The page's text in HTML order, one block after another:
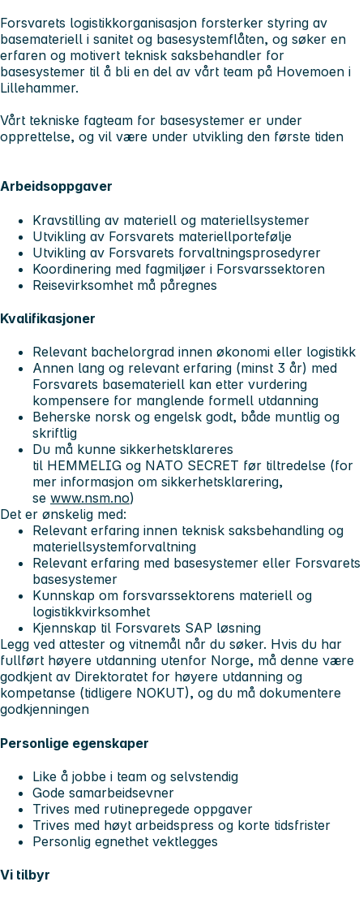
Forsvarets logistikkorganisasjon forsterker styring av
basemateriell i sanitet og basesystemflåten, og søker en
erfaren og motivert teknisk saksbehandler for
basesystemer til å bli en del av vårt team på Hovemoen i
Lillehammer.
Vårt tekniske fagteam for basesystemer er under
opprettelse, og vil være under utvikling den første tiden
Arbeidsoppgaver
Kravstilling av materiell og materiellsystemer
Utvikling av Forsvarets materiellportefølje
Utvikling av Forsvarets forvaltningsprosedyrer
Koordinering med fagmiljøer i Forsvarssektoren
Reisevirksomhet må påregnes
Kvalifikasjoner
Relevant bachelorgrad innen økonomi eller logistikk
Annen lang og relevant erfaring (minst 3 år) med
Forsvarets basemateriell kan etter vurdering
kompensere for manglende formell utdanning
Beherske norsk og engelsk godt, både muntlig og
skriftlig
Du må kunne sikkerhetsklareres
til HEMMELIG og NATO SECRET før tiltredelse (for
mer informasjon om sikkerhetsklarering,
se www.nsm.no)
Det er ønskelig med:
Relevant erfaring innen teknisk saksbehandling og
materiellsystemforvaltning
Relevant erfaring med basesystemer eller Forsvarets
basesystemer
Kunnskap om forsvarssektorens materiell og
logistikkvirksomhet
Kjennskap til Forsvarets SAP løsning
Legg ved attester og vitnemål når du søker. Hvis du har
fullført høyere utdanning utenfor Norge, må denne være
godkjent av Direktoratet for høyere utdanning og
kompetanse (tidligere NOKUT), og du må dokumentere
godkjenningen
Personlige egenskaper
Like å jobbe i team og selvstendig
Gode samarbeidsevner
Trives med rutinepregede oppgaver
Trives med høyt arbeidspress og korte tidsfrister
Personlig egnethet vektlegges
Vi tilbyr